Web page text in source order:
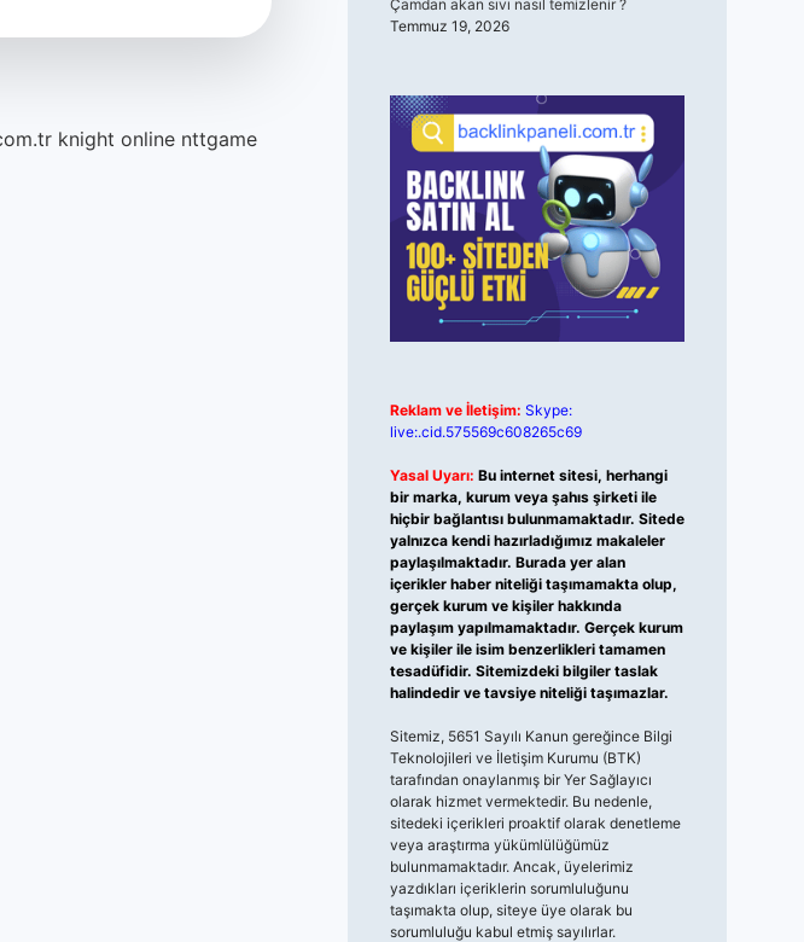
knight online nttgame
Çamdan akan sıvı nasıl temizlenir ?
Temmuz 19, 2026
Reklam ve İletişim: Skype:
live:.cid.575569c608265c69
Yasal Uyarı: Bu internet sitesi, herhangi
bir marka, kurum veya şahıs şirketi ile
hiçbir bağlantısı bulunmamaktadır. Sitede
yalnızca kendi hazırladığımız makaleler
paylaşılmaktadır. Burada yer alan
içerikler haber niteliği taşımamakta olup,
gerçek kurum ve kişiler hakkında
paylaşım yapılmamaktadır. Gerçek kurum
ve kişiler ile isim benzerlikleri tamamen
tesadüfidir. Sitemizdeki bilgiler taslak
halindedir ve tavsiye niteliği taşımazlar.
Sitemiz, 5651 Sayılı Kanun gereğince Bilgi
Teknolojileri ve İletişim Kurumu (BTK)
tarafından onaylanmış bir Yer Sağlayıcı
olarak hizmet vermektedir. Bu nedenle,
sitedeki içerikleri proaktif olarak denetleme
veya araştırma yükümlülüğümüz
bulunmamaktadır. Ancak, üyelerimiz
yazdıkları içeriklerin sorumluluğunu
taşımakta olup, siteye üye olarak bu
sorumluluğu kabul etmiş sayılırlar.